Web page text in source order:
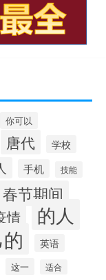
你可以
唐代 学校
手机 技能
春节期间
情 的人
英语
这一 适合